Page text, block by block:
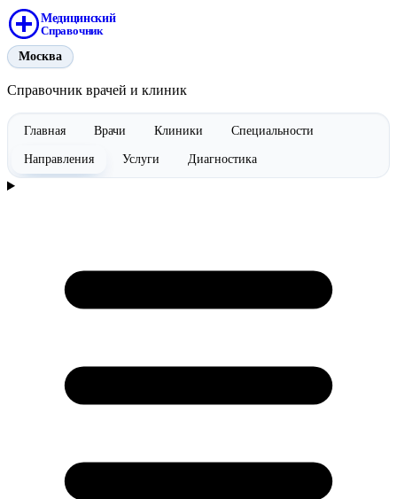
Медицинский
Справочник
Москва
Справочник врачей и клиник
Главная Врачи Клиники Специальности
Направления Услуги Диагностика